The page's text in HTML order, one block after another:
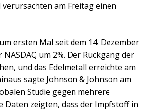
am Freitag einen
ersten Mal seit dem 14. Dezember
um 2%. Der Rückgang der
und das Edelmetall erreichte am
sagte Johnson & Johnson am
Studie gegen mehrere
Daten zeigten, dass der Impfstoff in